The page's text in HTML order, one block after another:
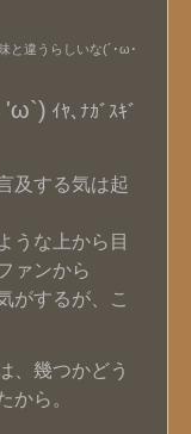
と違うらしいな(´･ω･
'ω`) ｲﾔ､ﾅｶﾞｽｷﾞ
及する気は起
うな上から目
ァンから
がするが、こ
、幾つかどう
から。